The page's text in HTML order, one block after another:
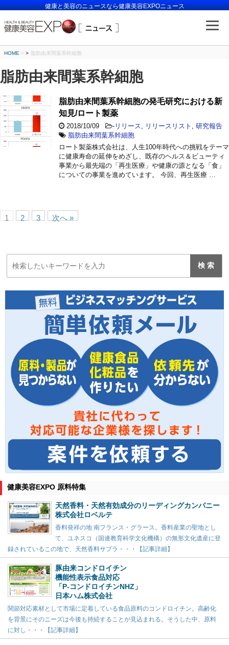
健康と美容のニュースなら健康美容EXPOニュース
HOME > 脂肪由来間葉系幹細胞
脂肪由来間葉系幹細胞
脂肪由来間葉系幹細胞の発毛研究における新
知見/ロート製薬
2018/10/09 - リリース リリースリスト
研究報告
脂肪由来間葉系幹細胞
ロート製薬株式会社は、人生100年時代への挑戦をテーマ
に健康寿命の延伸をめざし、既存のヘルス＆ビューティ
事業から最先端の「再生医療」や健康の源となる「食」
についての事業を進めています。 今回、再生医療 …
1 2 3 次へ »
健康美容EXPO 原料特集
天然香料・天然有効成分のリーディングカンパニー
株式会社ロベルテ
香料発祥の地 南フランス・グラース。香料産業の聖地とし
て、ユネスコ（国連教育科学文化機構）の無形文化遺産に登
録されているこの地で、天然香料サプラ・・・【記事詳細】
豚由来コンドロイチン
機能性表示食品対応
「P-コンドロイチンNHZ」
日本ハム株式会社
関節対応素材として市場に定着している食品原料のコンドロイチン。高齢化
を背景にそのニーズは今後も持続することが見込まれる。そうした中、原料
に対し・・・【記事詳細】